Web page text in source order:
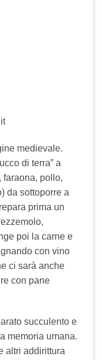
medievale.
di terra” a
faraona, pollo,
da sottoporre a
prima un
poi la carne e
con vino
ci sarà anche
con pane
succulento e
memoria umana.
altri addirittura